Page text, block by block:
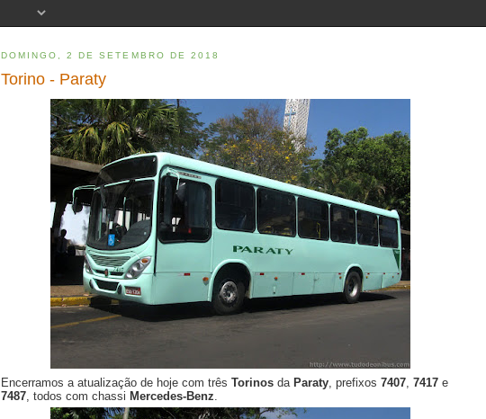
DOMINGO, 2 DE SETEMBRO DE 2018
Torino - Paraty
Encerramos a atualização de hoje com três Torinos da Paraty , prefixos 7407 7417 e
7487 , todos com chassi Mercedes-Benz